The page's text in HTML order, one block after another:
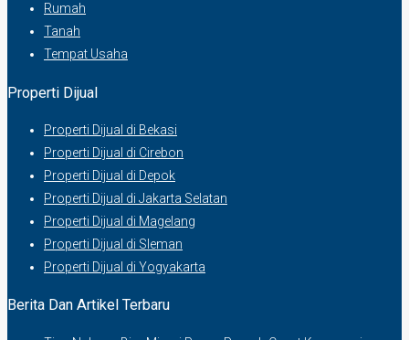
Rumah
Tanah
Tempat Usaha
Properti Dijual
Properti Dijual di Bekasi
Properti Dijual di Cirebon
Properti Dijual di Depok
Properti Dijual di Jakarta Selatan
Properti Dijual di Magelang
Properti Dijual di Sleman
Properti Dijual di Yogyakarta
Berita Dan Artikel Terbaru